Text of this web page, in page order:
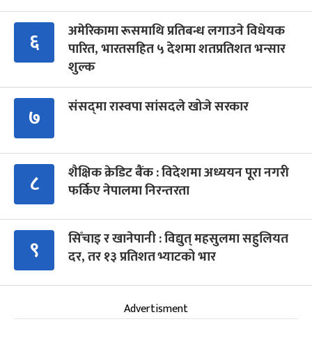
६
अमेरिकामा रूसमाथि प्रतिबन्ध लगाउने विधेयक
पारित, भारतसहित ५ देशमा शतप्रतिशत भन्सार
शुल्क
७ संसद्‍मा रास्वपा सांसदले खोजे सरकार
८
शैक्षिक क्रेडिट बैंक : विदेशमा अध्ययन पूरा नगरी
फर्किए नेपालमा निरन्तरता
९
सिँचाइ र खानेपानी : विद्युत् महसुलमा सहुलियत
दर, तर १३ प्रतिशत भ्याटको भार
Advertisment